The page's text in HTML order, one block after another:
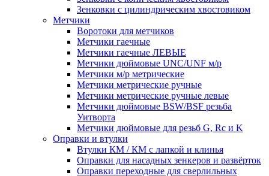
Зенковки с цилиндрическим хвостовиком
Метчики
Воротоки для метчиков
Метчики гаечные
Метчики гаечные ЛЕВЫЕ
Метчики дюймовые UNC/UNF м/р
Метчики м/р метрические
Метчики метрические ручные
Метчики метрические ручные левые
Метчики дюймовые BSW/BSF резьба
Уитворта
Метчики дюймовые для резьб G, Rc и K
Оправки и втулки
Втулки КМ / КМ с лапкой и клинья
Оправки для насадных зенкеров и развёрток
Оправки переходные для сверлильных